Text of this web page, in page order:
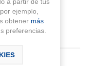
ejemplo,
obtener más
preferencias.